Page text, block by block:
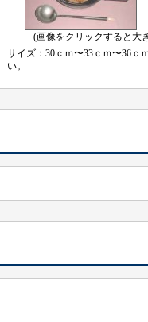
(画像をクリックすると大
サイズ：30ｃｍ〜33ｃｍ〜36
い。